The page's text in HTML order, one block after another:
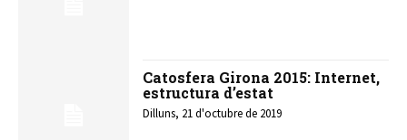
Catosfera Girona 2015: Internet,
estructura d’estat
Dilluns, 21 d'octubre de 2019